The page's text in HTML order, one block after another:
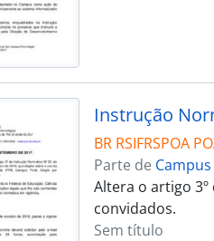
Instrução
BR RSIFRSPOA
Parte de
Altera o artigo
convidados.
Sem título